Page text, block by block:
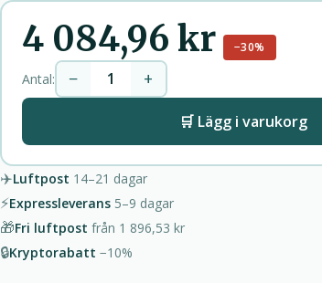
4 084,96 kr −30%
Antal: − +
🛒 Lägg i varukorg
✈️Luftpost 14–21 dagar
⚡Expressleverans 5–9 dagar
🎁Fri luftpost från 1 896,53 kr
🔒Kryptorabatt −10%